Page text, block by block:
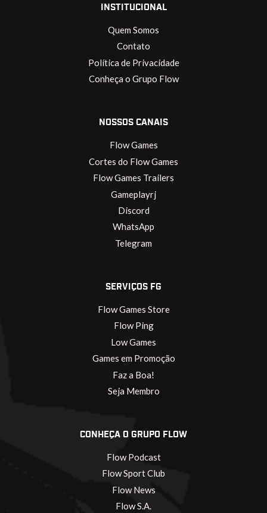
INSTITUCIONAL
Quem Somos
Contato
Política de Privacidade
Conheça o Grupo Flow
NOSSOS CANAIS
Flow Games
Cortes do Flow Games
Flow Games Trailers
Gameplayrj
Discord
WhatsApp
Telegram
SERVIÇOS FG
Flow Games Store
Flow Ping
Low Games
Games em Promoção
Faz a Boa!
Seja Membro
CONHEÇA O GRUPO FLOW
Flow Podcast
Flow Sport Club
Flow News
Flow S.A.